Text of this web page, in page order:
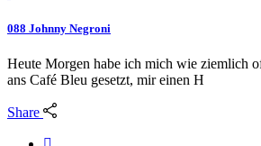
088 Johnny Negroni
Heute Morgen habe ich mich wie ziemlich
ans Café Bleu gesetzt, mir einen H
Share